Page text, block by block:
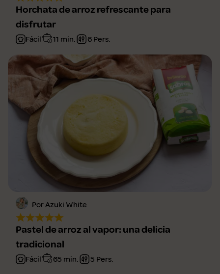
Horchata de arroz refrescante para
disfrutar
Fácil 11 min. 6 Pers.
Por Azuki White
Pastel de arroz al vapor: una delicia
tradicional
Fácil 65 min. 5 Pers.